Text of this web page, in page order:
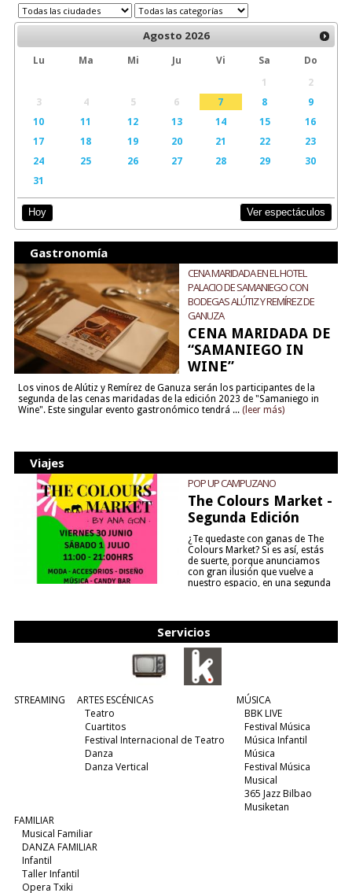
Agosto 2026
Lu Ma Mi Ju Vi Sa
Do
1
2
3
4 5 6 7 8
9
10
11 12 13 14 15
16
17
18 19 20 21 22
23
24
25 26 27 28 29
30
31
Hoy Ver espectáculos
Gastronomía
CENA MARIDADA EN EL HOTEL
PALACIO DE SAMANIEGO CON
BODEGAS ALÚTIZ Y REMÍREZ DE
GANUZA
CENA MARIDADA DE
“SAMANIEGO IN
WINE”
Los vinos de Alútiz y Remírez de Ganuza serán los participantes de la
segunda de las cenas maridadas de la edición 2023 de "Samaniego in
Wine". Este singular evento gastronómico tendrá ... (leer más)
Viajes
POP UP CAMPUZANO
The Colours Market -
Segunda Edición
¿Te quedaste con ganas de The
Colours Market? Si es así, estás
de suerte, porque anunciamos
con gran ilusión que vuelve a
nuestro espacio, en una segunda
Servicios
STREAMING
ARTES ESCÉNICAS
Teatro
Cuartitos
Festival Internacional de Teatro
Danza
Danza Vertical
MÚSICA
BBK LIVE
Festival Música
Música Infantil
Música
Festival Música
Musical
365 Jazz Bilbao
Musiketan
FAMILIAR
Musical Familiar
DANZA FAMILIAR
Infantil
Taller Infantil
Opera Txiki